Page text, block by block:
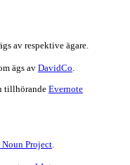
av respektive ägare.
ägs av DavidCo.
tillhörandeEvernote
Noun Project